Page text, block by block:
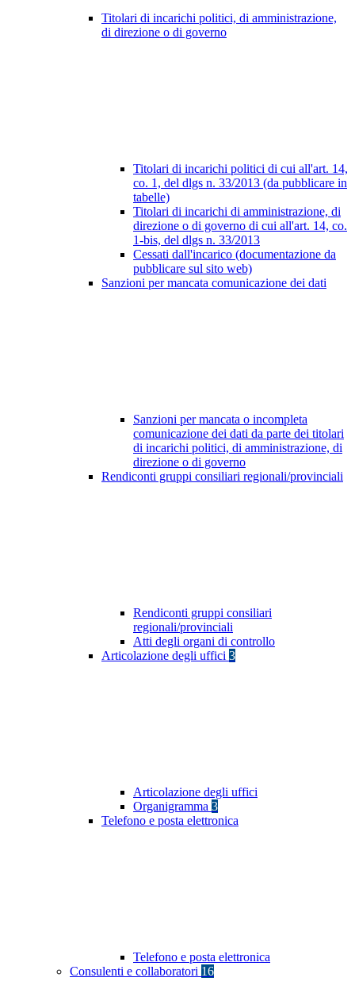
Titolari di incarichi politici, di amministrazione,
di direzione o di governo
Titolari di incarichi politici di cui all'art. 14,
co. 1, del dlgs n. 33/2013 (da pubblicare in
tabelle)
Titolari di incarichi di amministrazione, di
direzione o di governo di cui all'art. 14, co.
1-bis, del dlgs n. 33/2013
Cessati dall'incarico (documentazione da
pubblicare sul sito web)
Sanzioni per mancata comunicazione dei dati
Sanzioni per mancata o incompleta
comunicazione dei dati da parte dei titolari
di incarichi politici, di amministrazione, di
direzione o di governo
Rendiconti gruppi consiliari regionali/provinciali
Rendiconti gruppi consiliari
regionali/provinciali
Atti degli organi di controllo
Articolazione degli uffici 3
Articolazione degli uffici
Organigramma 3
Telefono e posta elettronica
Telefono e posta elettronica
Consulenti e collaboratori 16